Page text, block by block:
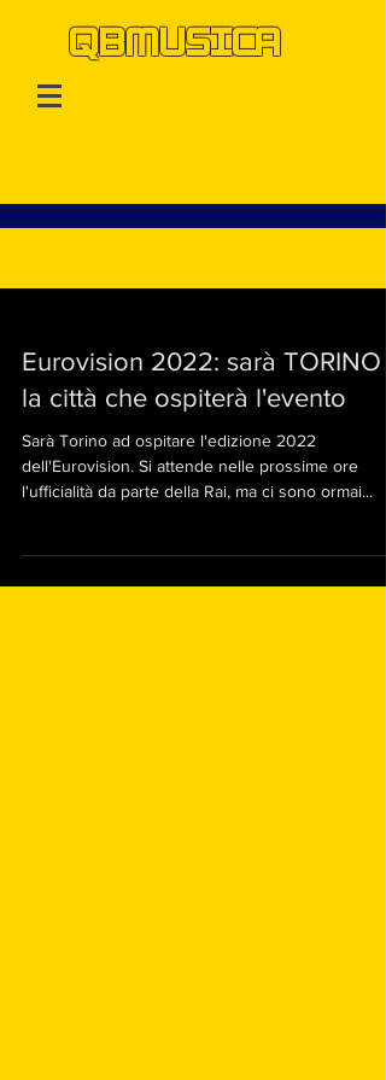
QBMUSICA
Eurovision 2022: sarà TORINO
la città che ospiterà l'evento
Sarà Torino ad ospitare l'edizione 2022
dell'Eurovision. Si attende nelle prossime ore
l'ufficialità da parte della Rai, ma ci sono ormai...